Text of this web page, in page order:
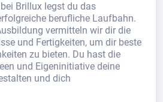
Brillux legst du das
berufliche Laufbahn.
vermitteln wir dir die
und Fertigkeiten, um dir beste
zu bieten. Du hast die
und Eigeninitiative deine
und dich